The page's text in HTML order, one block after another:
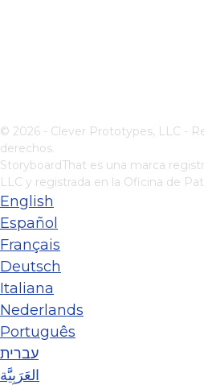
© 2026 - Clever Prototypes, LLC -
derechos.
StoryboardThat es una marca
LLC y registrada en la Oficina de
English
Español
Français
Deutsch
Italiana
Nederlands
Português
עברית
العَرَبِيَّة